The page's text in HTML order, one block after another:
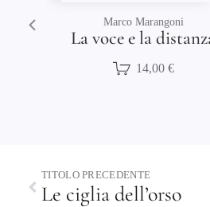
La ragazza dei
TITOLO PRECEDENTE
Le ciglia dell’orso